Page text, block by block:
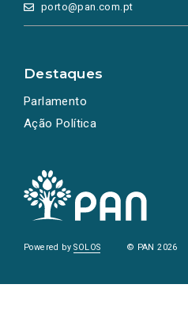
porto@pan.com.pt
Destaques
Parlamento
Ação Política
Powered bySOLOS © PAN 2026